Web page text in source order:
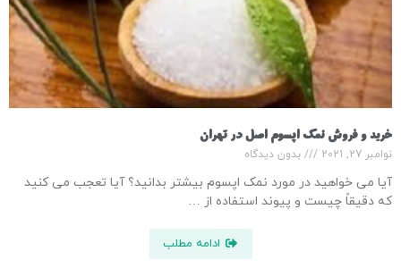
خرید و فروش نمک اپسوم اصل در تهران
نوامبر 27, 2021 بدون دیدگاه
آیا می خواهید در مورد نمک اپسوم بیشتر بدانید؟ آیا تعجب می کنید
که دقیقاً چیست و پیوند استفاده از …
ادامه مطلب